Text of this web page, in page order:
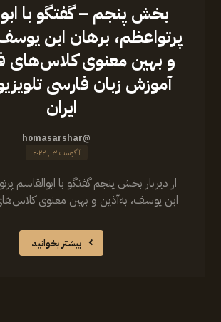
بخش پنجم – گفتگو‌ با
پرتواعظم، برهان ابن
و بهین معنوی کلاس‌های
آموزش زبان فارسی
ایران
@homasarshar
آگوست ۱۳, ۲۰۲۲
از دیربار بخش پنجم گفتگو‌ با ابوالقاسم
ابن یوسف، به‌آذین و بهین معنوی
بیشتر بخوانید